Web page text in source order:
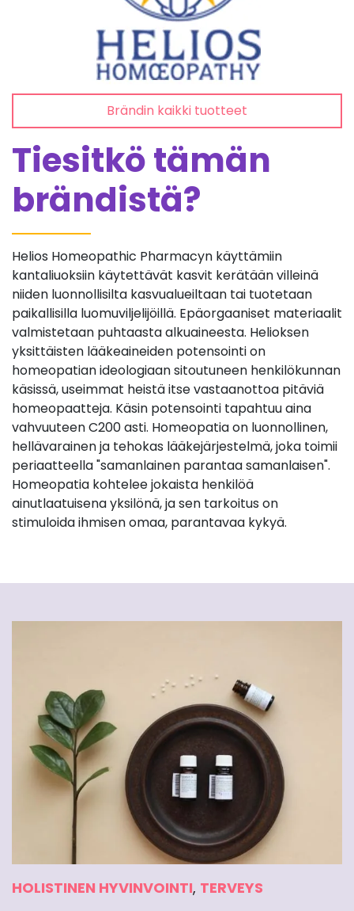
Brändin kaikki tuotteet
Tiesitkö tämän
brändistä?
Helios Homeopathic Pharmacyn käyttämiin
kantaliuoksiin käytettävät kasvit kerätään villeinä
niiden luonnollisilta kasvualueiltaan tai tuotetaan
paikallisilla luomuviljelijöillä. Epäorgaaniset materiaalit
valmistetaan puhtaasta alkuaineesta. Helioksen
yksittäisten lääkeaineiden potensointi on
homeopatian ideologiaan sitoutuneen henkilökunnan
käsissä, useimmat heistä itse vastaanottoa pitäviä
homeopaatteja. Käsin potensointi tapahtuu aina
vahvuuteen C200 asti. Homeopatia on luonnollinen,
hellävarainen ja tehokas lääkejärjestelmä, joka toimii
periaatteella "samanlainen parantaa samanlaisen".
Homeopatia kohtelee jokaista henkilöä
ainutlaatuisena yksilönä, ja sen tarkoitus on
stimuloida ihmisen omaa, parantavaa kykyä.
HOLISTINEN HYVINVOINTI, TERVEYS